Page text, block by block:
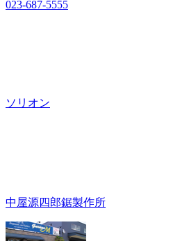
023-687-5555
ソリオン
中屋源四郎鋸製作所